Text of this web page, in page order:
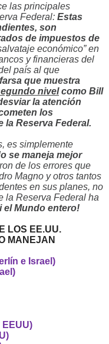
las principales
Federal: Estas
son
de impuestos de
económico” en
y financieras del
país al que
que muestra
nivelcomo Bill
la atención
los
la Reserva Federal.
es simplemente
se maneja mejor
de los errores que
Magno y otros tantos
en sus planes, no
la Reserva Federal ha
el Mundo entero!
LOS EE.UU.
MANEJAN
e Israel)